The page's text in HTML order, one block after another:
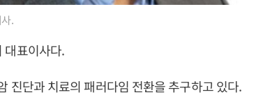
.
대표이사다.
진단과 치료의 패러다임 전환을 추구하고 있다.